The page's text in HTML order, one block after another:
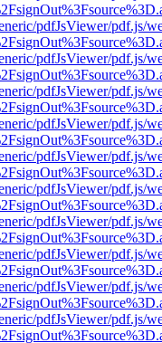
pdfJsViewer/pdf.js/
pdfJsViewer/pdf.js/
pdfJsViewer/pdf.js/
pdfJsViewer/pdf.js/
pdfJsViewer/pdf.js/
pdfJsViewer/pdf.js/
pdfJsViewer/pdf.js/
pdfJsViewer/pdf.js/
pdfJsViewer/pdf.js/
pdfJsViewer/pdf.js/